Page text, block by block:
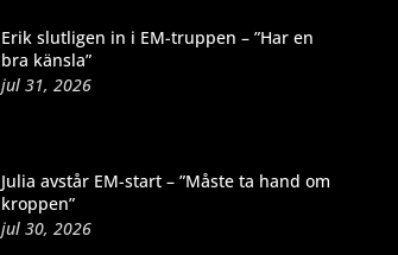
Erik slutligen in i EM-truppen – ”Har en
bra känsla”
jul 31, 2026
Julia avstår EM-start – ”Måste ta hand om
kroppen”
jul 30, 2026